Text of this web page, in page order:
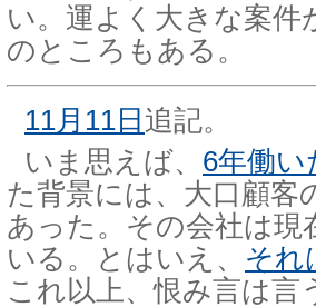
い。運よく大きな案
のところもある。
11月11日 追記。
いま思えば、 6年働い
た背景には、大口顧客
あった。その会社は現
いる。とはいえ、 それ
これ以上、恨み言は言